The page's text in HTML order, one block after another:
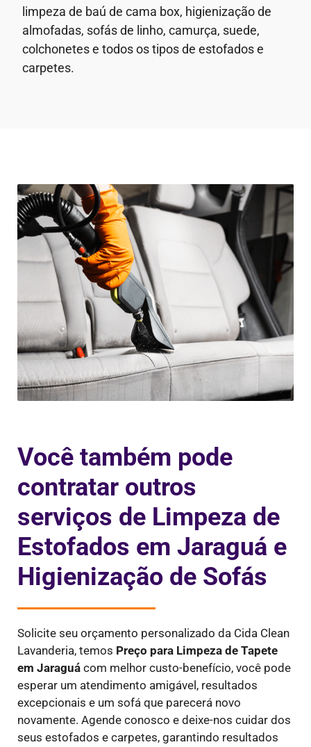
limpeza de baú de cama box, higienização de
almofadas, sofás de linho, camurça, suede,
colchonetes e todos os tipos de estofados e
carpetes.
Você também pode
contratar outros
serviços de Limpeza de
Estofados em Jaraguá e
Higienização de Sofás
Solicite seu orçamento personalizado da Cida Clean
Lavanderia, temos Preço para Limpeza de Tapete
em Jaraguá com melhor custo-benefício, você pode
esperar um atendimento amigável, resultados
excepcionais e um sofá que parecerá novo
novamente. Agende conosco e deixe-nos cuidar dos
seus estofados e carpetes, garantindo resultados